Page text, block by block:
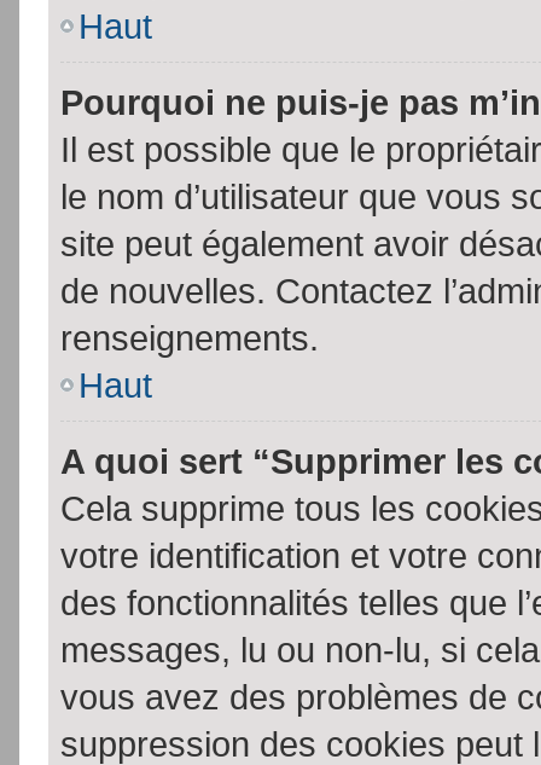
Haut
Pourquoi ne puis-je pas
Il est possible que le
le nom d’utilisateur que vous
site peut également avoir
de nouvelles. Contactez
renseignements.
Haut
A quoi sert “Supprimer les
Cela supprime tous les
votre identification et votre
des fonctionnalités telles que
messages, lu ou non-lu, si
vous avez des problèmes de
suppression des cookies peut